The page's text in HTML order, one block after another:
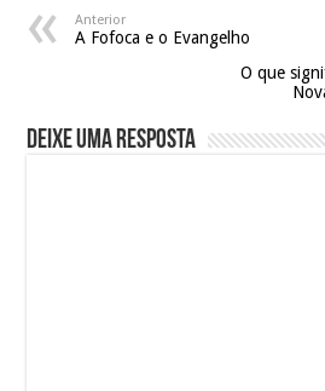
Anterior
A Fofoca e o Evangelho
O que
Deixe uma resposta